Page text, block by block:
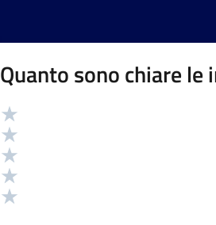
Quanto sono chiare
Valutazione